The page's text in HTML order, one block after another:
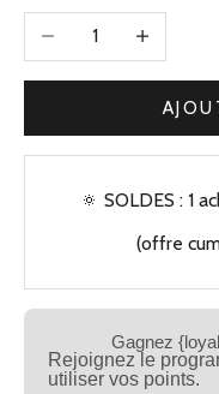
Diminuer la quantité
Augmenter
🔅 SOLDES : 1
(offre
Gagnez
Rejoignez le
utiliser vos points.